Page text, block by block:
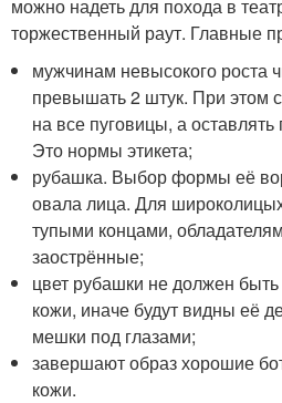
можно надеть для похода в
торжественный раут. Главные
мужчинам невысокого роста
превышать 2 штук. При этом
на все пуговицы, а
Это нормы этикета;
рубашка. Выбор формы её
овала лица. Для
тупыми концами,
заострённые;
цвет рубашки не должен
кожи, иначе будут видны её
мешки под глазами;
завершают образ хорошие
кожи.